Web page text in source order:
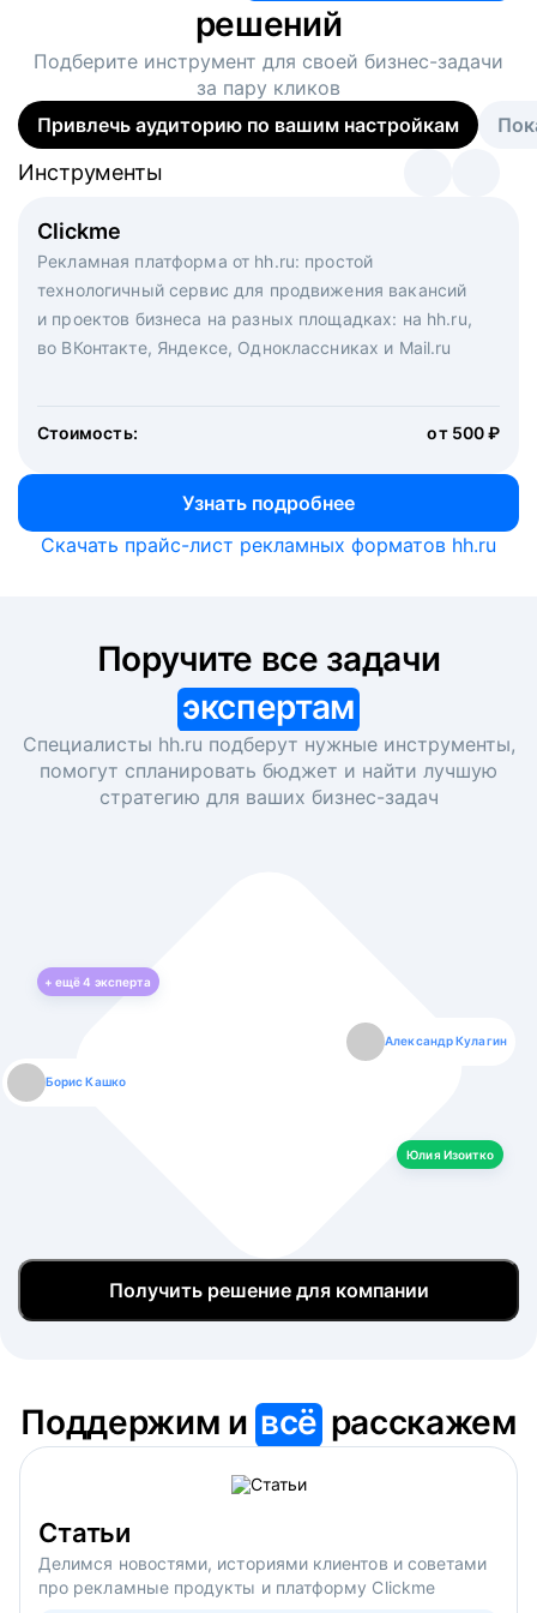
решений
Подберите инструмент для своей бизнес-задачи
за пару кликов
Привлечь аудиторию по вашим настройкам
Clickme
Рекламная платформа от hh.ru: простой
технологичный сервис для продвижения вакансий
и проектов бизнеса на разных площадках: на hh.ru,
во ВКонтакте, Яндексе, Одноклассниках и Mail.ru
Стоимость: от 500 ₽
Узнать подробнее
Инструменты
Вакансия дня
Рекламный формат для вакансий на главной странице
hh.ru. Увеличивает количество откликов
Инструменты
Массовый подбор под ключ. Решите, сколько
кандидатов и когда вам нужно, и за дело возьмутся
маркетологи, рекрутеры и проектные менеджеры
hh.ru с целым набором digital-инструментов
Инструменты
Скачать прайс-лист рекламных форматов hh.ru
экспертам
Специалисты hh.ru подберут нужные инструменты,
помогут спланировать бюджет и найти лучшую
стратегию для ваших бизнес-задач
+ ещё4 эксперта
Борис Кашко
Александр Кулагин
Юлия Изоитко
Юлия Изоитко
Даниил Макаров
Александр Кулагин
Екатерина Лазаренко
Даниил Макаров
Борис Кашко
Екатерина Лазаренко
Юлия Изоитко
Получить решение для компании
Поддержим ивсё расскажем
Статьи
Делимся новостями, историями клиентов и советами
про рекламные продукты и платформу Clickme